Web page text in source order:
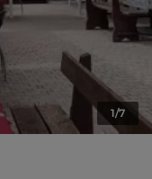
1/7